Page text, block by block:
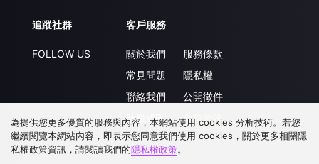
追蹤社群
FOLLOW US
客戶服務
關於我們
常見問題
聯絡我們
升級VIP
服務條款
隱私權
公開徵件
合作洽談
為提供您更多優質的服務與內容，本網站使用 cookies 分析技術。若您
繼續閱覽本網站內容，即表示您同意我們使用 cookies，關於更多相關隱
私權政策資訊，請閱讀我們的隱私權政策。